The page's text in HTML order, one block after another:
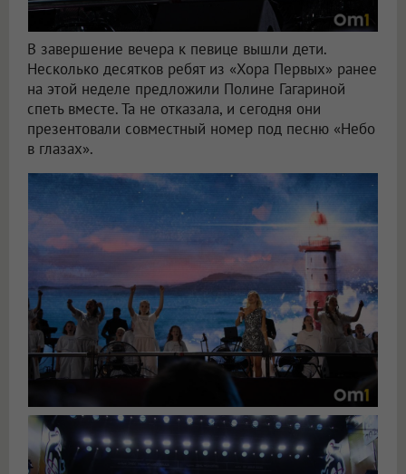
В завершение вечера к певице вышли дети.
Несколько десятков ребят из «Хора Первых» ранее
на этой неделе предложили Полине Гагариной
спеть вместе. Та не отказала, и сегодня они
презентовали совместный номер под песню «Небо
в глазах».